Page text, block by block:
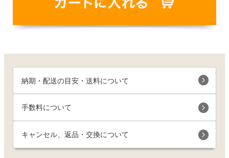
納期・配送の目安・送料について
手数料について
キャンセル、返品・交換について